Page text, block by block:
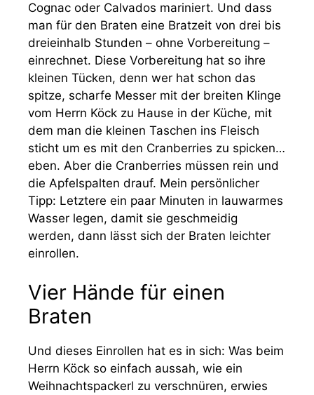
Cognac oder Calvados mariniert. Und dass
man für den Braten eine Bratzeit von drei bis
dreieinhalb Stunden – ohne Vorbereitung –
einrechnet. Diese Vorbereitung hat so ihre
kleinen Tücken, denn wer hat schon das
spitze, scharfe Messer mit der breiten Klinge
vom Herrn Köck zu Hause in der Küche, mit
dem man die kleinen Taschen ins Fleisch
sticht um es mit den Cranberries zu spicken…
eben. Aber die Cranberries müssen rein und
die Apfelspalten drauf. Mein persönlicher
Tipp: Letztere ein paar Minuten in lauwarmes
Wasser legen, damit sie geschmeidig
werden, dann lässt sich der Braten leichter
einrollen.
Vier Hände für einen
Braten
Und dieses Einrollen hat es in sich: Was beim
Herrn Köck so einfach aussah, wie ein
Weihnachtspackerl zu verschnüren, erwies